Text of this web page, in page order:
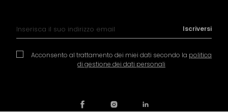
Acconsento al trattamento dei miei dati secondo la politica
di gestione dei dati personali
Iscriversi